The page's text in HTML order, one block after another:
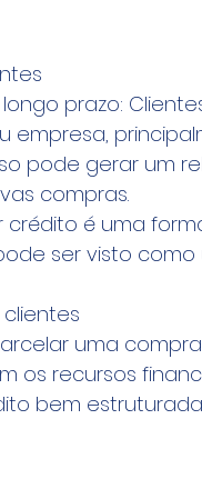
prazo:
empresa,
pode gerar um
compras.
crédito é uma
ser visto
uma
os recursos
bem